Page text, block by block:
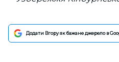
Додати Вгору як бажане джерело в